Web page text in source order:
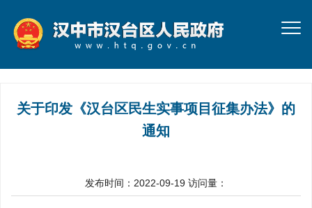
关于印发《汉台区民生实事项目征集办法》的
通知
发布时间：2022-09-19 访问量：